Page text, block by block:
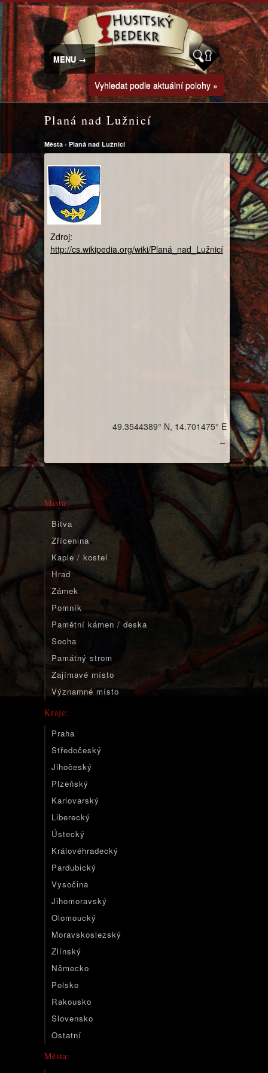
MENU →
Vyhledat podle aktuální polohy »
Planá nad Lužnicí
Města › Planá nad Lužnicí
Zdroj:
http://cs.wikipedia.org/wiki/Planá_nad_Lužnicí
↔
49.3544389° N, 14.701475° E
Místa:
Bitva
Zřícenina
Kaple / kostel
Hrad
Zámek
Pomník
Pamětní kámen / deska
Socha
Památný strom
Zajímavé místo
Významné místo
Kraje:
Praha
Středočeský
Jihočeský
Plzeňský
Karlovarský
Liberecký
Ústecký
Královéhradecký
Pardubický
Vysočina
Jihomoravský
Olomoucký
Moravskoslezský
Zlínský
Německo
Polsko
Rakousko
Slovensko
Ostatní
Města: